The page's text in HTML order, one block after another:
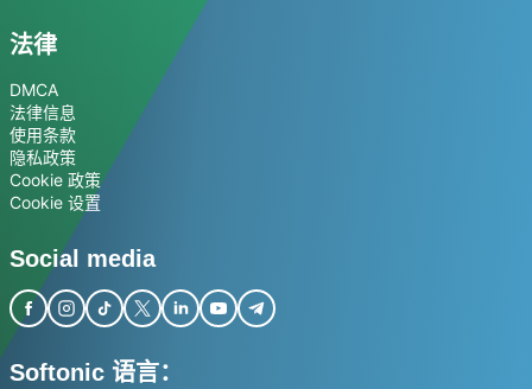
法律
DMCA
法律信息
使用条款
隐私政策
Cookie 政策
Cookie 设置
Social media
Softonic 语言：